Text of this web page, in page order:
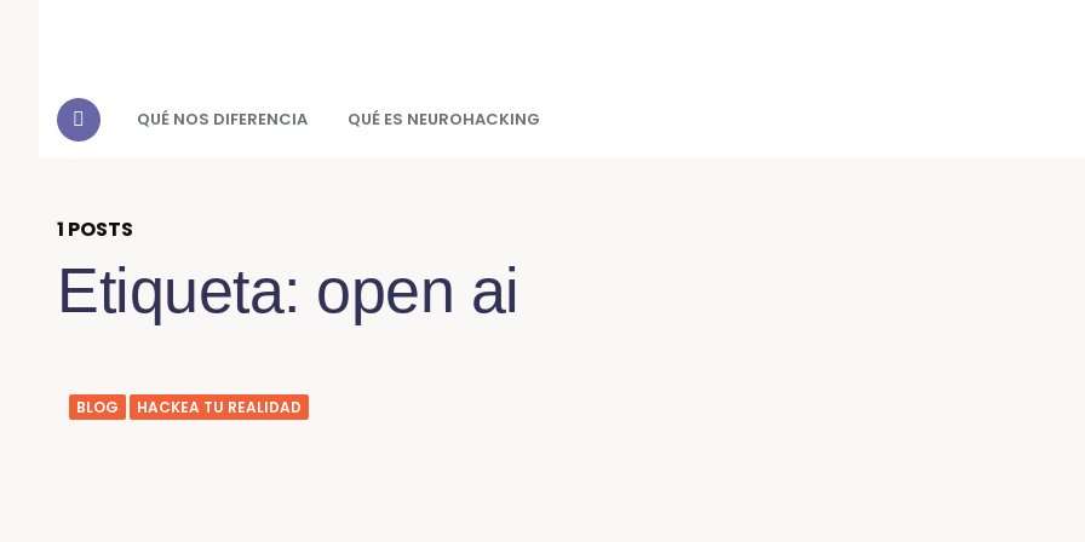
QUÉ NOS DIFERENCIA QUÉ ES NEUROHACKING
1 POSTS
Etiqueta: open ai
BLOG HACKEA TU REALIDAD